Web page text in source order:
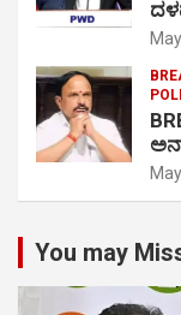
You may